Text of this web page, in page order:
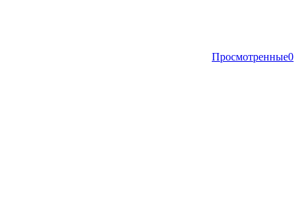
Просмотренные0